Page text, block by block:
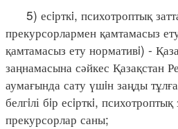
5) есiрткi, психотроптық
прекурсорлармен қамтамасыз
қамтамасыз ету нормативi) -
заңнамасына сәйкес Қазақстан
аумағында сату үшiн заңды
белгiлі бiр есiрткi, психотроптық
прекурсорлар саны;